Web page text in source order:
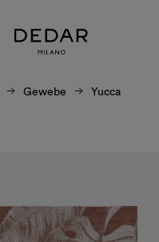
Gewebe Yucca